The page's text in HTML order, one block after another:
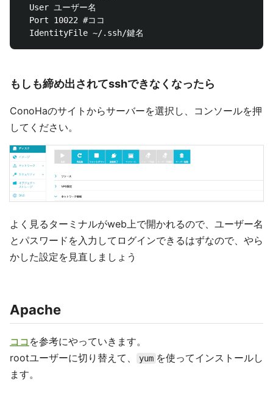
  User ユーザー名
  Port 10022 #ココ
もしも締め出されてsshできなくなったら
ConoHaのサイトからサーバーを選択し、コンソールを押
してください。
よく見るターミナルがweb上で開かれるので、ユーザー名
とパスワードを入力してログインできるはずなので、やら
かした設定を見直しましょう
Apache
ココ を参考にやっていきます。
rootユーザーに切り替えて、
yum を使ってインストールし
ます。